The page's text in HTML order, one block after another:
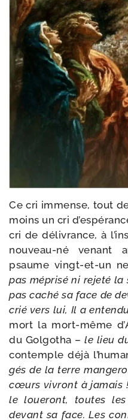
Ce cri immense, tout
moins un cri
cri de déli­vrance, à
nouveau-​né venant
psaume vingt-​et-​un
pas mépri­sé ni reje­té la
pas caché sa face de
crié vers lui, Il a
mort la mort-​même
du Golgotha –le lieu
contemple déjà
gés de la terre
cœurs vivront à jamais
le loue­ront, toutes
devant sa face. Les